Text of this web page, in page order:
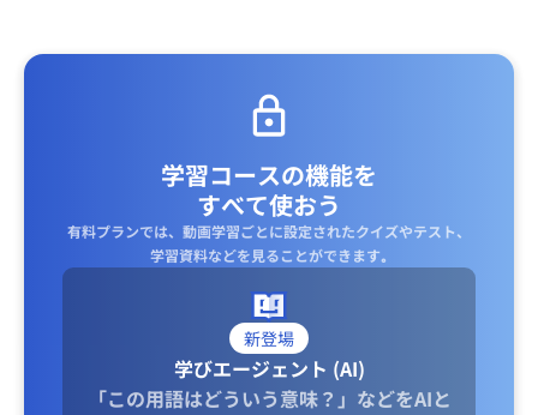
学習コースの機能を
すべて使おう
有料プランでは、動画学習ごとに設定されたクイズやテスト、
学習資料などを見ることができます｡
新登場
学びエージェント (AI)
「この用語はどういう意味？」などをAIと